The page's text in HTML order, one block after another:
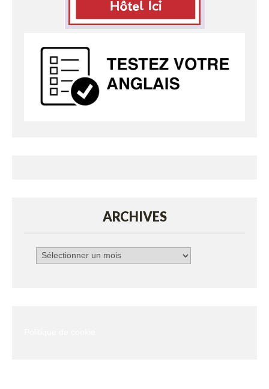
ARCHIVES
Archives